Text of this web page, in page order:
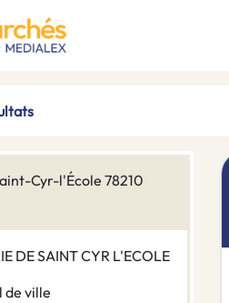
Cyr-l'École 78210
DE SAINT CYR L'ECOLE
de ville